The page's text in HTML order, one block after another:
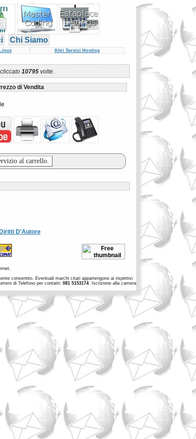
Chi Siamo
Altri Servizi Hosting
10795 volte.
di Vendita
D'Autore
consentito. Eventuali marchi citati appartengono ai rispettivi
di Telefono per contatti: 081 5153174. Iscrizione alla camera